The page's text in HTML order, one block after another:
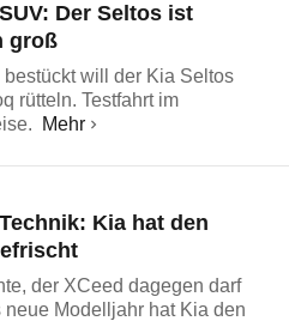
Der Seltos ist
groß
will der Kia Seltos
rütteln. Testfahrt im
Mehr
Kia hat den
der XCeed dagegen darf
Modelljahr hat Kia den